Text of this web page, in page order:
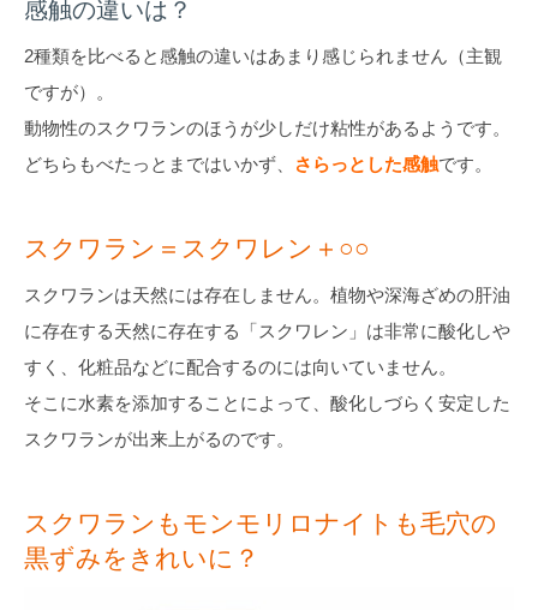
感触の違いは？
2種類を比べると感触の違いはあまり感じられません（主観
ですが）。
動物性のスクワランのほうが少しだけ粘性があるようです。
どちらもべたっとまではいかず、
さらっとした感触です。
スクワラン＝スクワレン＋○○
スクワランは天然には存在しません。植物や深海ざめの肝油
に存在する天然に存在する「スクワレン」は非常に酸化しや
すく、化粧品などに配合するのには向いていません。
そこに水素を添加することによって、酸化しづらく安定した
スクワランが出来上がるのです。
スクワランもモンモリロナイトも毛穴の
黒ずみをきれいに？